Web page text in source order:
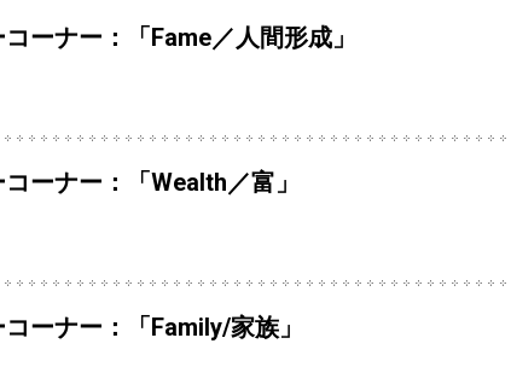
ーナー：「Fame／人間形成」
ーナー：「Wealth／富」
ーナー：「Family/家族」